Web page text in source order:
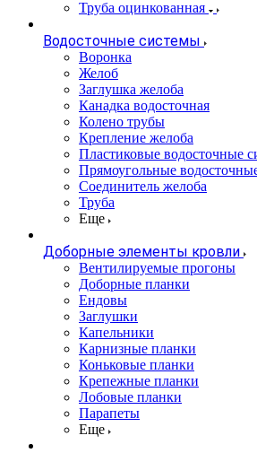
Труба оцинкованная
Водосточные системы
Воронка
Желоб
Заглушка желоба
Канадка водосточная
Колено трубы
Крепление желоба
Пластиковые водосточные
Прямоугольные
Соединитель желоба
Труба
Еще
Доборные элементы кровли
Вентилируемые прогоны
Доборные планки
Ендовы
Заглушки
Капельники
Карнизные планки
Коньковые планки
Крепежные планки
Лобовые планки
Парапеты
Еще